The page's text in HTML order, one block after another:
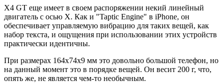
X4 GT еще имеет в своем распоряжении некий линейный
двигатель с осью X. Как и "Taptic Engine" в iPhone, он
обеспечивает управляемую вибрацию для таких вещей, как
набор текста, и ощущения при использовании этих устройств
практически идентичны.
При размерах 164х74х9 мм это довольно большой телефон, но
на данный момент это в порядке вещей. Он весит 200 г, что,
опять же, не является чем-то необычным.